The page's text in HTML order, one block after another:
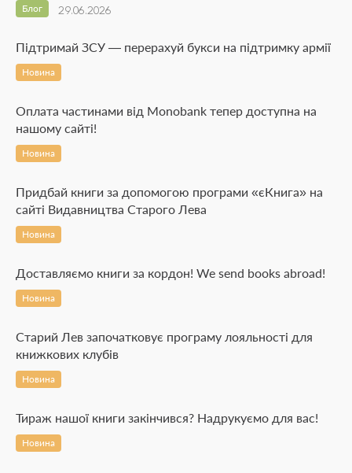
29.06.2026
Блог
Підтримай ЗСУ — перерахуй букси на підтримку армії
Новина
Оплата частинами від Monobank тепер доступна на
нашому сайті!
Новина
Придбай книги за допомогою програми «єКнига» на
сайті Видавництва Старого Лева
Новина
Доставляємо книги за кордон! We send books abroad!
Новина
Старий Лев започатковує програму лояльності для
книжкових клубів
Новина
Тираж нашої книги закінчився? Надрукуємо для вас!
Новина